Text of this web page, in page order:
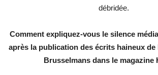
débridée.
Comment expliquez-vous le silence
après la publication des écrits haineux de
Brusselmans dans le magazine